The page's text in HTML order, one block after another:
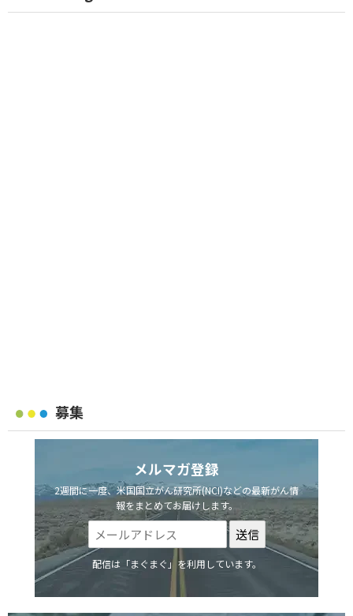
募集
メルマガ登録
2週間に一度、米国国立がん研究所(NCI)などの最新がん情
報をまとめてお届けします。
配信は「まぐまぐ」を利用しています。